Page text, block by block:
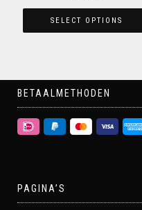
SELECT OPTIONS
BETAALMETHODEN
PAGINA’S